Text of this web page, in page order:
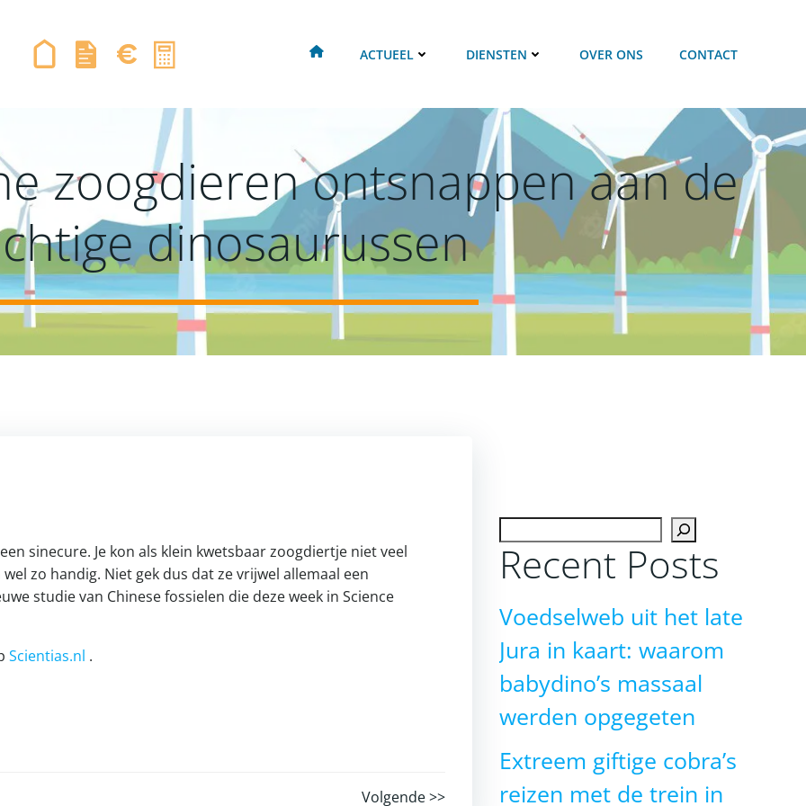
ACTUEEL DIENSTEN OVER ONS CONTACT
zoogdieren ontsnappen aan de
dinosaurussen
sinecure. Je kon als klein kwetsbaar zoogdiertje niet veel
zo handig. Niet gek dus dat ze vrijwel allemaal een
studie van Chinese fossielen die deze week in Science
Scientias.nl .
Volgende >>
Recent Posts
Voedselweb uit het late
Jura in kaart: waarom
babydino’s massaal
werden opgegeten
Extreem giftige cobra’s
reizen met de trein in